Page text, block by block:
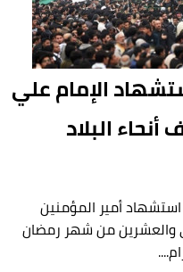
الإمام علي
البلاد
أمير المؤمنين
والعشرين من شهر رمضان